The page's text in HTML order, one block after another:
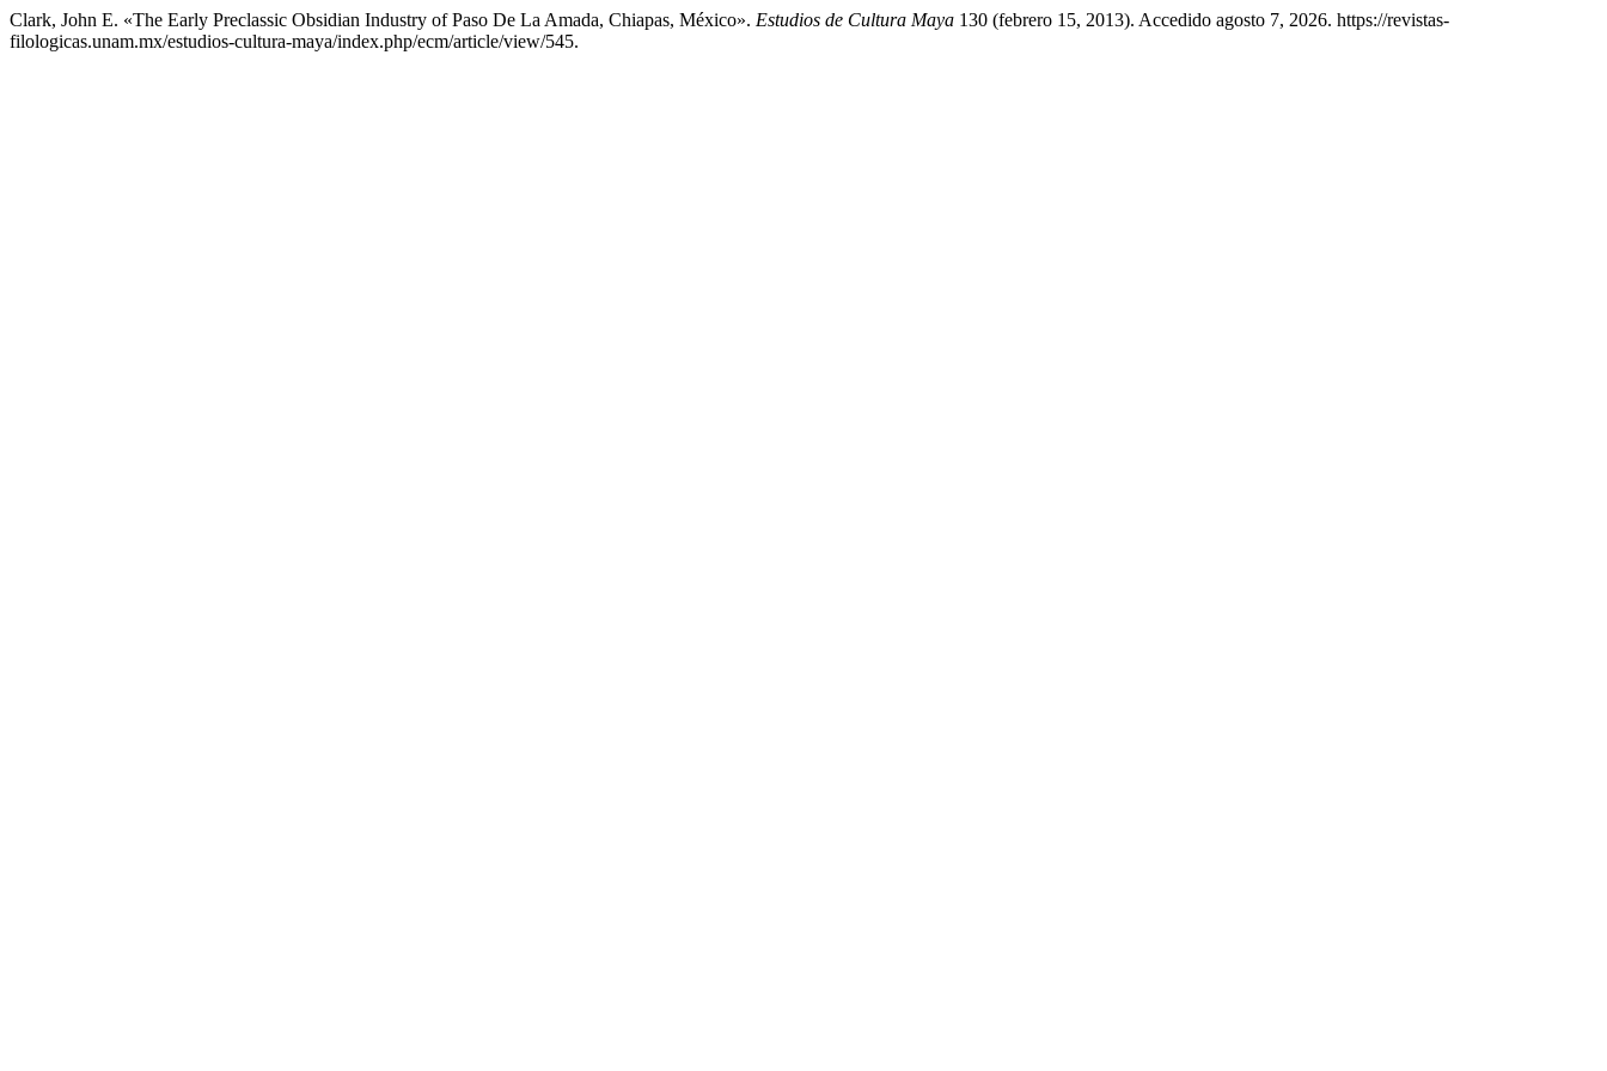
Clark, John E. «The Early Preclassic Obsidian Industry of Paso De La Amada, Chiapas, México». Estudios de Cultura Maya 130 (febrero 15, 2013). Accedido agosto 7, 2026. https://revistas-
filologicas.unam.mx/estudios-cultura-maya/index.php/ecm/article/view/545.